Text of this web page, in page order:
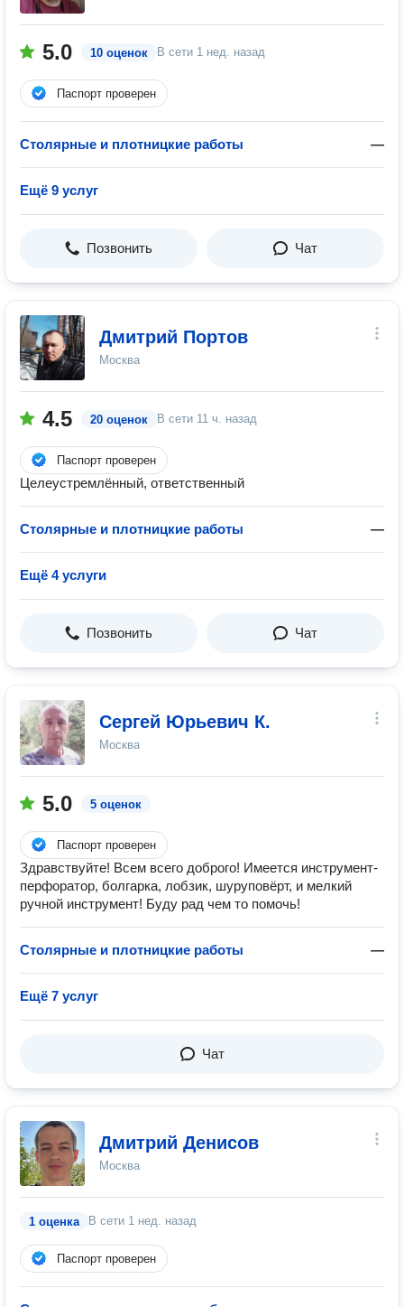
5.0 10 оценок В сети 1 нед. назад
Паспорт проверен
Столярные и плотницкие работы —
Ещё 9 услуг
Позвонить Чат
Дмитрий Портов
Москва
4.5 20 оценок В сети 11 ч. назад
Паспорт проверен
Целеустремлённый, ответственный
Столярные и плотницкие работы —
Ещё 4 услуги
Позвонить Чат
Сергей Юрьевич К.
Москва
5.0 5 оценок
Паспорт проверен
Здравствуйте! Всем всего доброго! Имеется инструмент-
перфоратор, болгарка, лобзик, шуруповёрт, и мелкий
ручной инструмент! Буду рад чем то помочь!
Столярные и плотницкие работы —
Ещё 7 услуг
Чат
Дмитрий Денисов
Москва
1 оценка В сети 1 нед. назад
Паспорт проверен